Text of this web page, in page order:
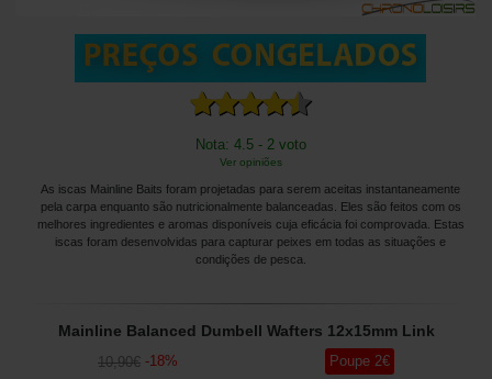
Nota: 4.5 - 2 voto
Ver opiniões
As iscas Mainline Baits foram projetadas para serem aceitas instantaneamente
pela carpa enquanto são nutricionalmente balanceadas. Eles são feitos com os
melhores ingredientes e aromas disponíveis cuja eficácia foi comprovada. Estas
iscas foram desenvolvidas para capturar peixes em todas as situações e
condições de pesca.
Mainline Balanced Dumbell Wafters 12x15mm Link
10,90€ -18% Poupe 2€